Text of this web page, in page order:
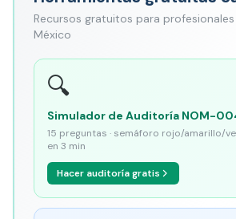
Recursos gratuitos para
México
🔍
Simulador de Auditoría NOM-
15 preguntas · semáforo rojo/amarillo/
en 3 min
Hacer auditoría gratis